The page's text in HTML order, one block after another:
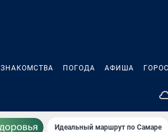
ЗНАКОМСТВА ПОГОДА АФИША
Идеальный маршрут по Самаре